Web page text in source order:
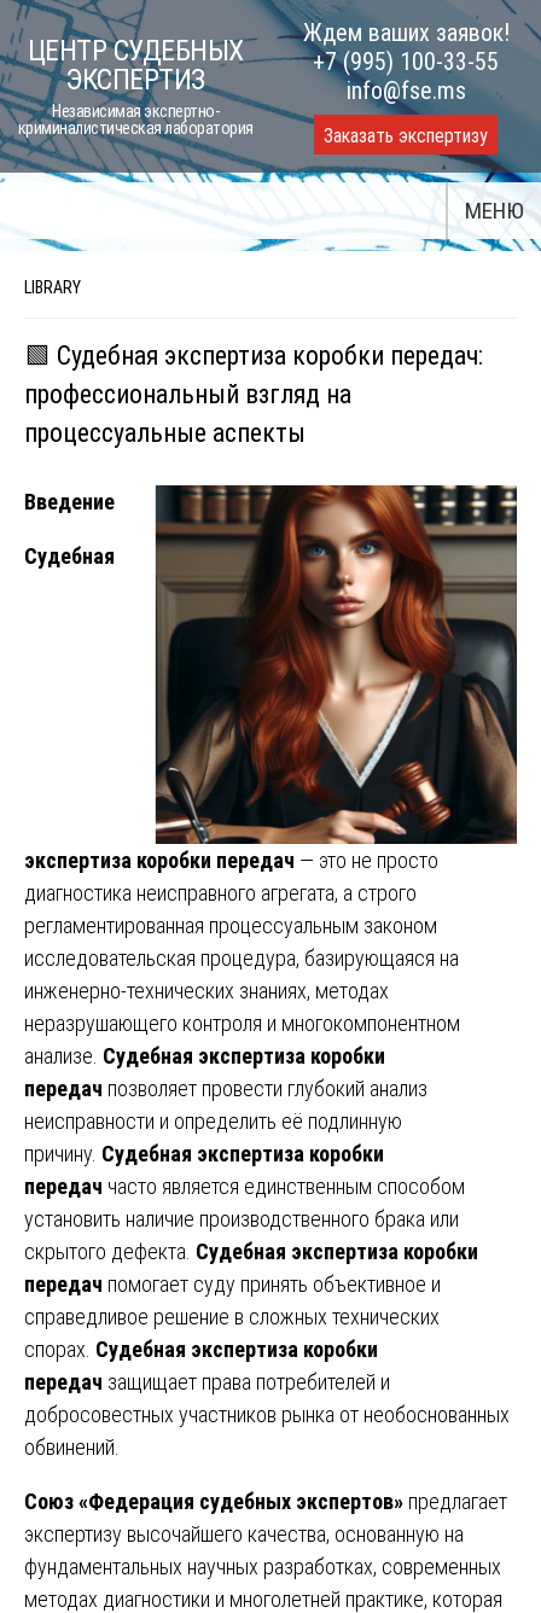
Skip
to
content
ЦЕНТР СУДЕБНЫХ
ЭКСПЕРТИЗ
Независимая экспертно-
криминалистическая лаборатория
Ждем ваших заявок!
+7 (995) 100-33-55
info@fse.ms
Заказать экспертизу
МЕНЮ
LIBRARY
🟩 Судебная экспертиза коробки передач:
профессиональный взгляд на
процессуальные аспекты
Введение
Судебная
экспертиза коробки передач — это не просто
диагностика неисправного агрегата, а строго
регламентированная процессуальным законом
исследовательская процедура, базирующаяся на
инженерно-технических знаниях, методах
неразрушающего контроля и многокомпонентном
анализе. Судебная экспертиза коробки
передач позволяет провести глубокий анализ
неисправности и определить её подлинную
причину. Судебная экспертиза коробки
передач часто является единственным способом
установить наличие производственного брака или
скрытого дефекта. Судебная экспертиза коробки
передач помогает суду принять объективное и
справедливое решение в сложных технических
спорах. Судебная экспертиза коробки
передач защищает права потребителей и
добросовестных участников рынка от необоснованных
обвинений.
Союз «Федерация судебных экспертов» предлагает
экспертизу высочайшего качества, основанную на
фундаментальных научных разработках, современных
методах диагностики и многолетней практике, которая